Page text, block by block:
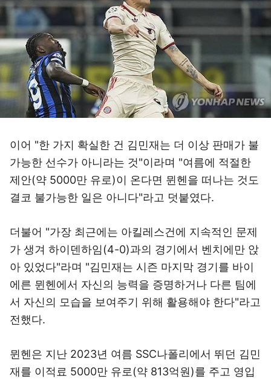
이어 "한 가지 확실한 건 김민재는 더 이상 판매가 불
가능한 선수가 아니라는 것"이라며 "여름에 적절한
제안(약 5000만 유로)이 온다면 뮌헨을 떠나는 것도
결코 불가능한 일은 아니다"라고 덧붙였다.
더불어 "가장 최근에는 아킬레스건에 지속적인 문제
가 생겨 하이덴하임(4-0)과의 경기에서 벤치에만 앉
아 있었다"라며 "김민재는 시즌 마지막 경기를 바이
에른 뮌헨에서 자신의 능력을 증명하거나 다른 팀에
서 자신의 모습을 보여주기 위해 활용해야 한다"라고
전했다.
뮌헨은 지난 2023년 여름 SSC나폴리에서 뛰던 김민
재를 이적료 5000만 유로(약 813억원)를 주고 영입